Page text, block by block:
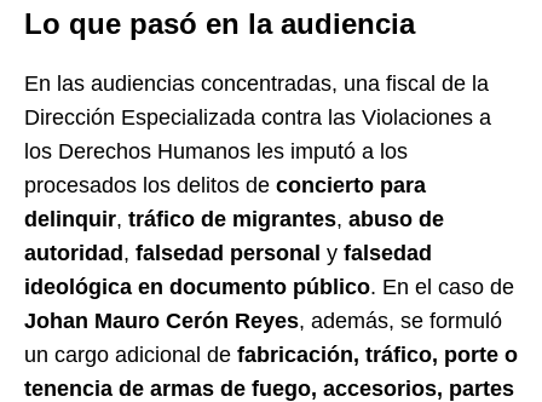
Lo que pasó en la audiencia
En las audiencias concentradas, una fiscal de la
Dirección Especializada contra las Violaciones a
los Derechos Humanos les imputó a los
procesados los delitos de concierto para
delinquir, tráfico de migrantes, abuso de
autoridad, falsedad personal y falsedad
ideológica en documento público. En el caso de
Johan Mauro Cerón Reyes, además, se formuló
un cargo adicional de fabricación, tráfico, porte o
tenencia de armas de fuego, accesorios, partes